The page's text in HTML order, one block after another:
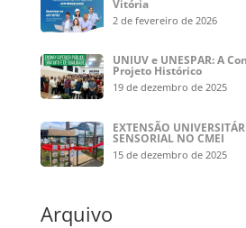
Vitória
2 de fevereiro de 2026
UNIUV e UNESPAR: A
Projeto Histórico
19 de dezembro de 2025
EXTENSÃO
SENSORIAL NO CMEI
15 de dezembro de 2025
Arquivo